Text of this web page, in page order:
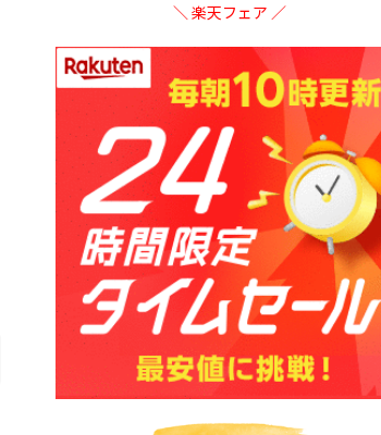
＼ 楽天フェア ／